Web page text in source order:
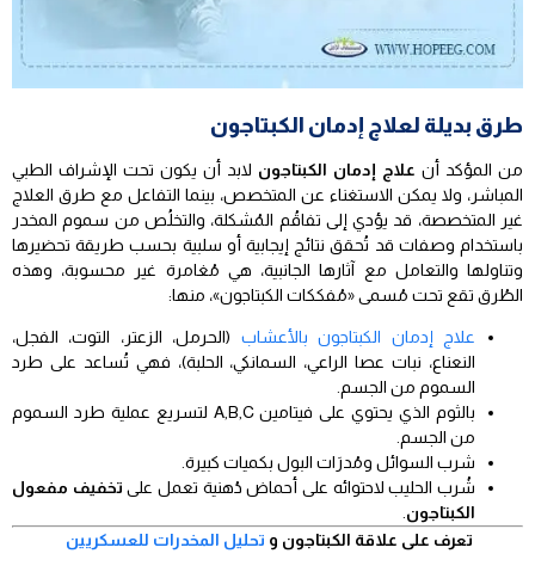
طرق بديلة لعلاج إدمان الكبتاجون
من المؤكد أن علاج إدمان الكبتاجون لابد أن يكون تحت الإشراف الطبي
المباشر، ولا يمكن الاستغناء عن المتخصص، بينما التفاعل مع طرق العلاج
غير المتخصصة، قد يؤدي إلى تفاقُم المُشكلة، والتخلُص من سموم المخدر
باستخدام وصفات قد تُحقق نتائج إيجابية أو سلبية بحسب طريقة تحضيرها
وتناولها والتعامل مع آثارها الجانبية، هي مُغامرة غير محسوبة، وهذه
الطُرق تقع تحت مُسمى «مُفككات الكبتاجون»، منها:
علاج إدمان الكبتاجون بالأعشاب (الحرمل، الزعتر، التوت، الفجل،
النعناع، نبات عصا الراعي، السمانكي، الحلبة)، فهي تُساعد على طرد
السموم من الجسم.
بالثوم الذي يحتوي على فيتامين A,B,C لتسريع عملية طرد السموم
من الجسم.
شرب السوائل ومُدرَات البول بكميات كبيرة.
شُرب الحليب لاحتوائه على أحماض دُهنية تعمل علىتخفيف مفعول
الكبتاجون
تعرف على علاقة الكبتاجون و تحليل المخدرات للعسكريين